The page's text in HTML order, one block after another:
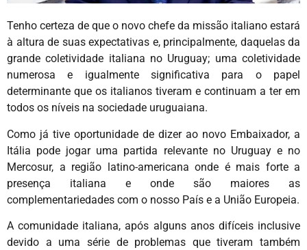
Tenho certeza de que o novo chefe da missão italiano estará
à altura de suas expectativas e, principalmente, daquelas da
grande coletividade italiana no Uruguay; uma coletividade
numerosa e igualmente significativa para o papel
determinante que os italianos tiveram e continuam a ter em
todos os níveis na sociedade uruguaiana.
Como já tive oportunidade de dizer ao novo Embaixador, a
Itália pode jogar uma partida relevante no Uruguay e no
Mercosur, a região latino-americana onde é mais forte a
presença italiana e onde são maiores as
complementariedades com o nosso País e a União Europeia.
A comunidade italiana, após alguns anos difíceis inclusive
devido a uma série de problemas que tiveram também